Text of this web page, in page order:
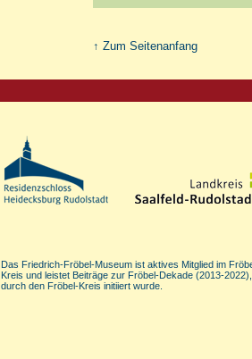
↑ Zum Seitenanfang
Das Friedrich-Fröbel-Museum ist aktives Mitglied im
Kreis und leistet Beiträge zur Fröbel-Dekade (2013-
durch den Fröbel-Kreis initiiert wurde.